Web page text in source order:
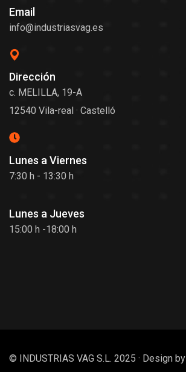
Email
info@industriasvag.es
Dirección
c. MELILLA, 19-A
12540 Vila-real · Castelló
Lunes a Viernes
7:30 h - 13:30 h
Lunes a Jueves
15:00 h -18:00 h
© INDUSTRIAS VAG S.L. 2025 · Design by